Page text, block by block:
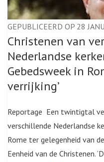
GEPUBLICEERD OP 28
Christenen van
Nederlandse
Gebedsweek in
verrijking’
Reportage Een twintigtal
verschillende Nederlandse
Rome ter gelegenheid van
Eenheid van de Christenen.